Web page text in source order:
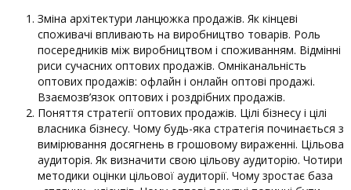
Зміна архітектури ланцюжка продажів. Як кінцеві
споживачі впливають на виробництво товарів. Роль
посередників між виробництвом і споживанням. Відмінні
риси сучасних оптових продажів. Омніканальність
оптових продажів: офлайн і онлайн оптові продажі.
Взаємозв’язок оптових і роздрібних продажів.
Поняття стратегії оптових продажів. Цілі бізнесу і цілі
власника бізнесу. Чому будь-яка стратегія починається з
вимірювання досягнень в грошовому вираженні. Цільова
аудиторія. Як визначити свою цільову аудиторію. Чотири
методики оцінки цільової аудиторії. Чому зростає база